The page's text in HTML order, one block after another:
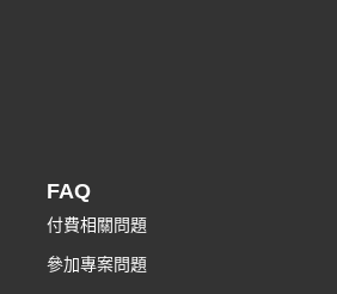
FAQ
付費相關問題
參加專案問題